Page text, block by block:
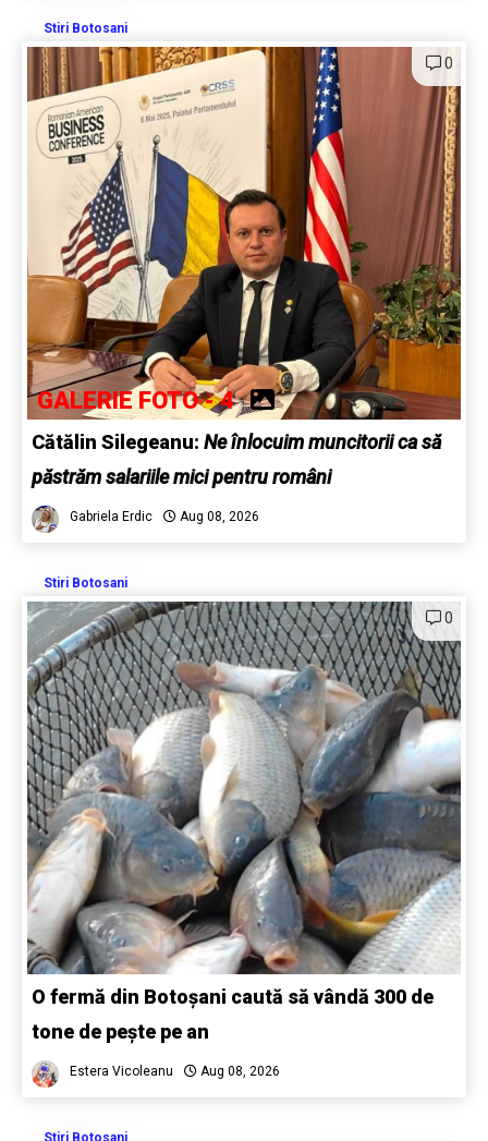
Stiri Botosani
0
GALERIE FOTO - 4
Cătălin Silegeanu: Ne înlocuim muncitorii ca să
păstrăm salariile mici pentru români
Gabriela Erdic Aug 08, 2026
Stiri Botosani
0
O fermă din Botoșani caută să vândă 300 de
tone de pește pe an
Estera Vicoleanu Aug 08, 2026